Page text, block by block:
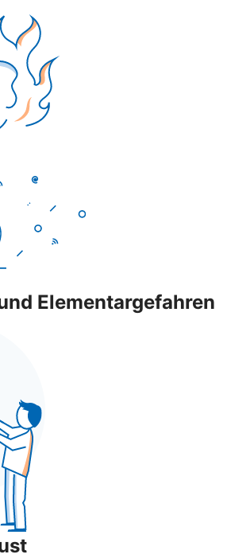
Elementargefahren